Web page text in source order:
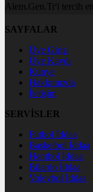
Alem.Gen.Tr'i tercih
SAYFALAR
Üye Girişi
Üye Kaydı
Künye
Hakkımızda
İletişim
SERVİSLER
Futbol İddaa
Basketbol İddaa
Hentbol İddaa
Bilardo İddaa
Voleybol İddaa